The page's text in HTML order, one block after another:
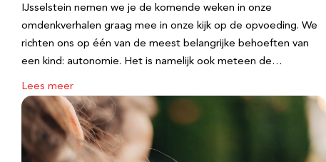
IJsselstein nemen we je de komende weken in onze
omdenkverhalen graag mee in onze kijk op de opvoeding. We
richten ons op één van de meest belangrijke behoeften van
een kind: autonomie. Het is namelijk ook meteen de…
Lees meer